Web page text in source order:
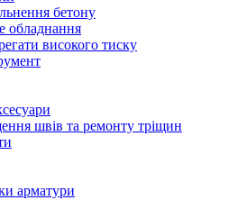
бетону
обладнання
високого тиску
швів та ремонту тріщин
арматури